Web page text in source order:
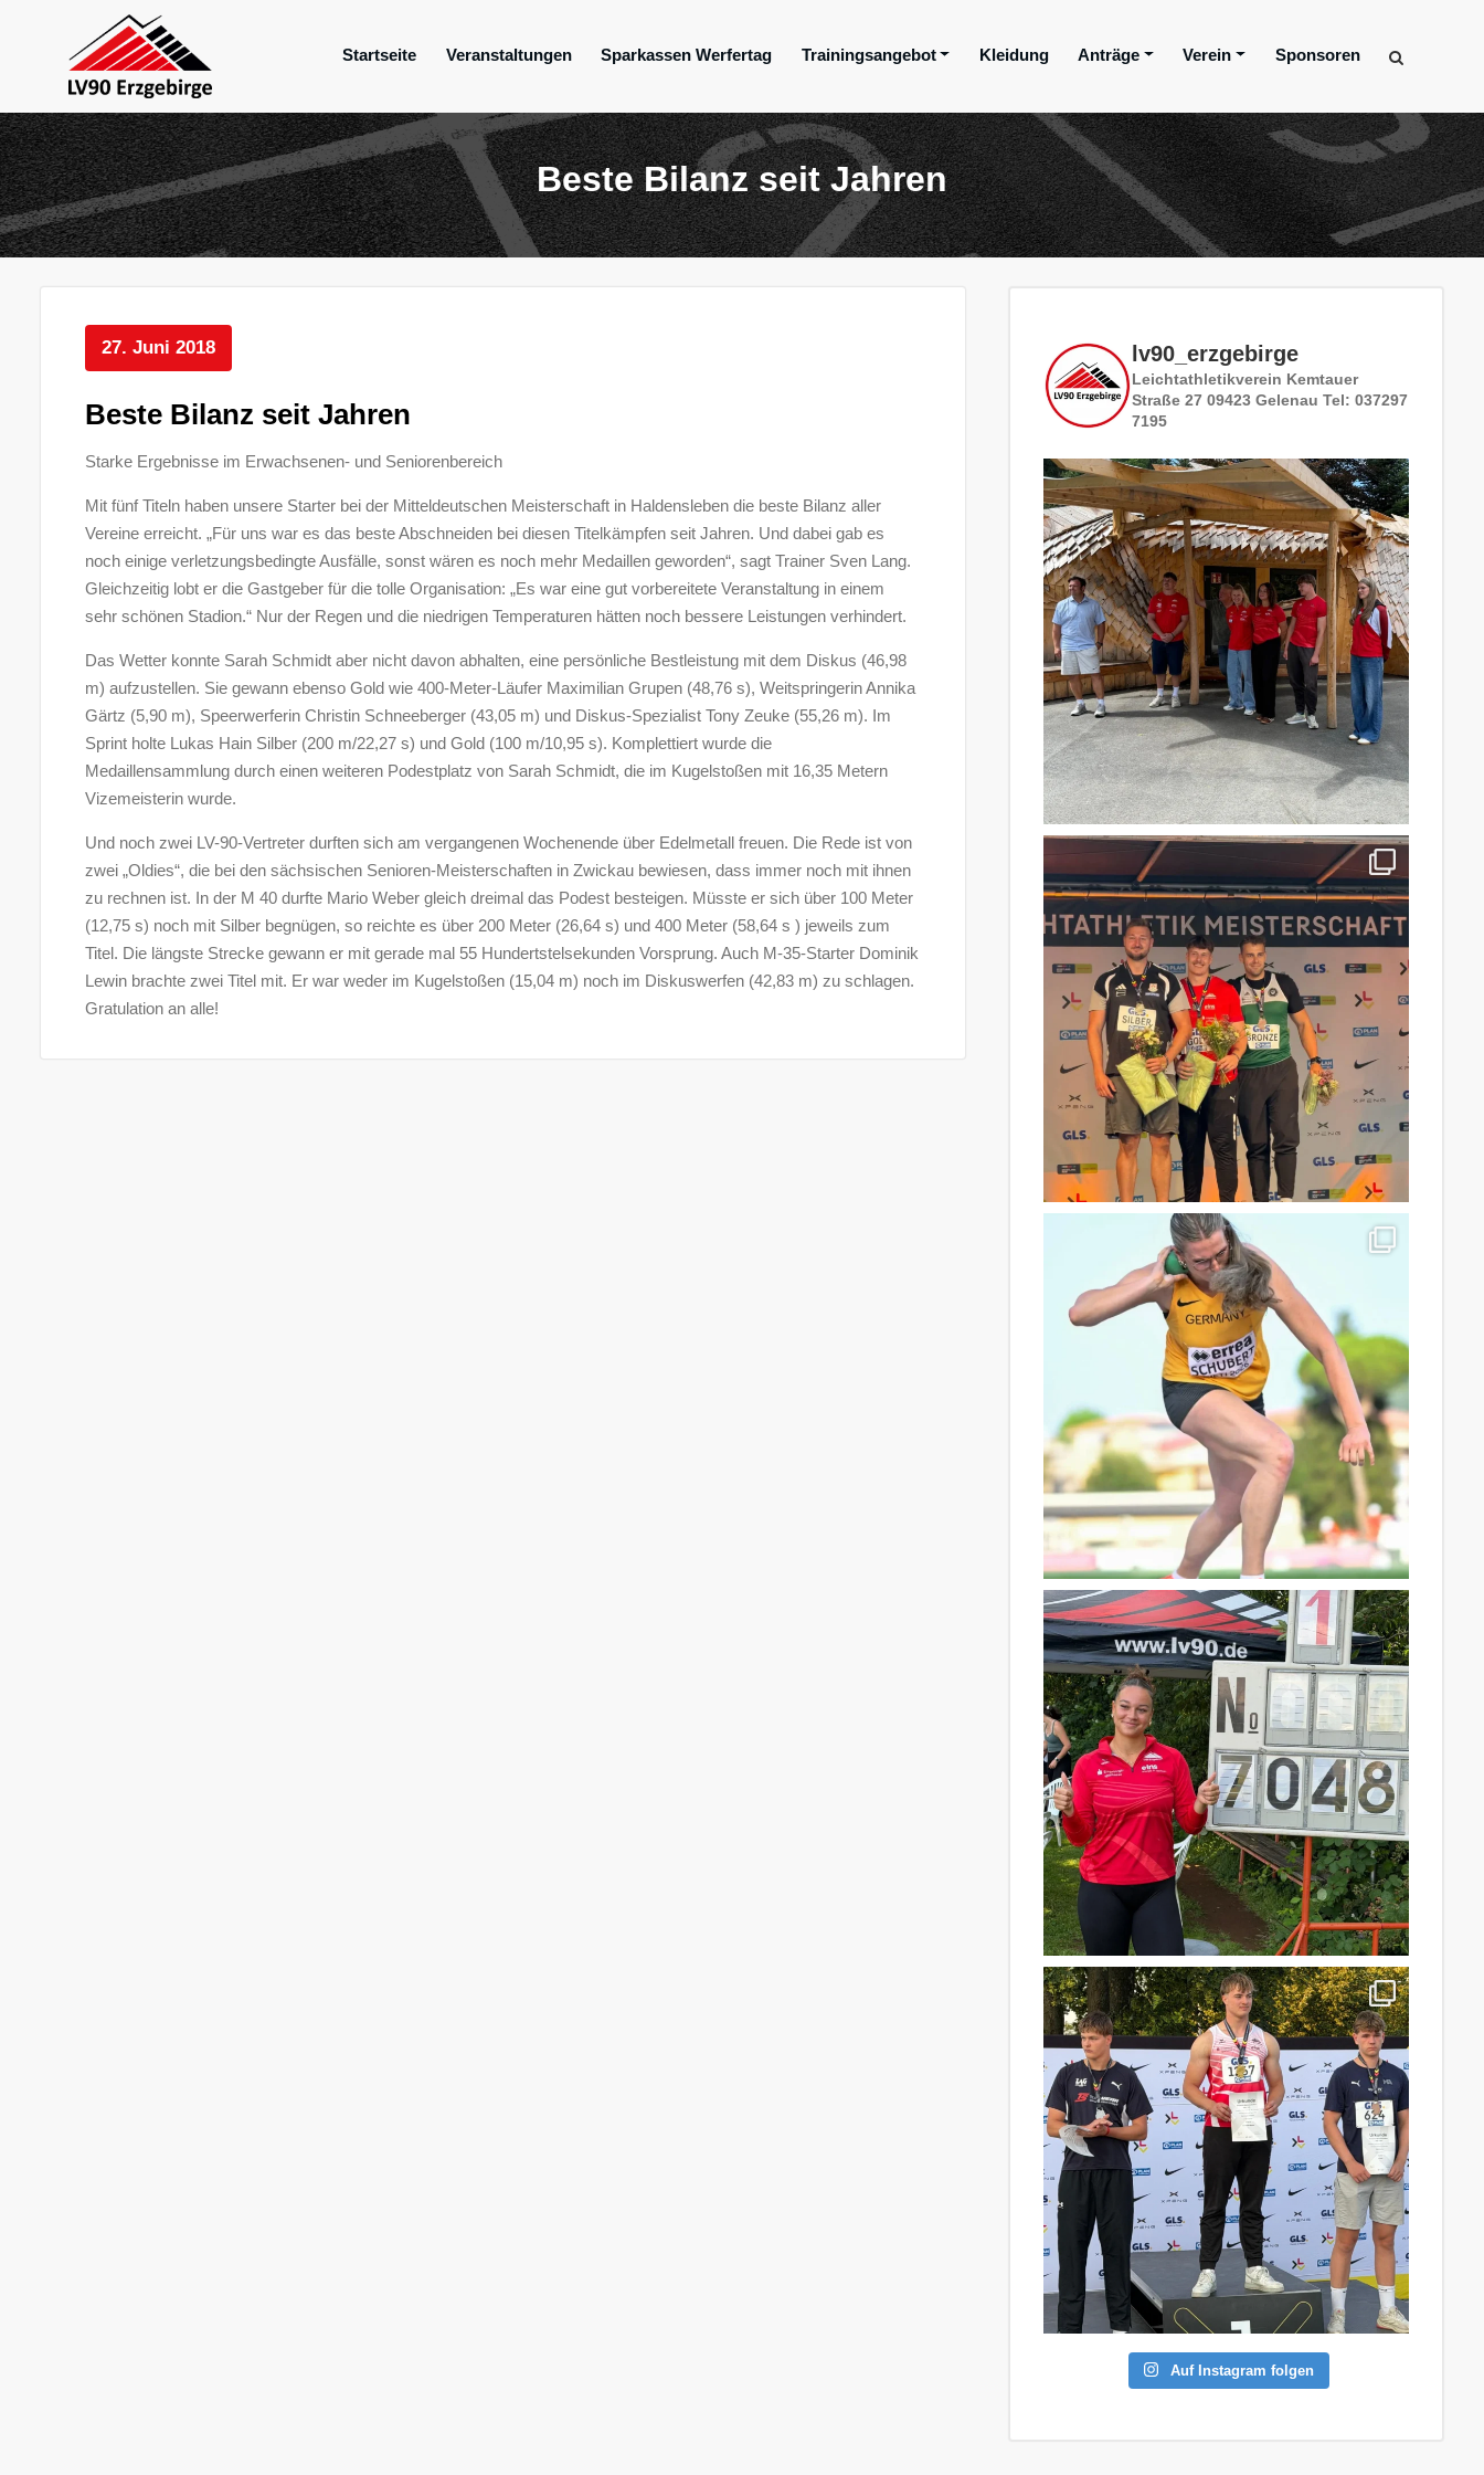
springen
Startseite Veranstaltungen Sparkassen Werfertag Trainingsangebot Kleidung Anträge Verein Sponsoren
Beste Bilanz seit Jahren
27. Juni 2018
Beste Bilanz seit Jahren
Starke Ergebnisse im Erwachsenen- und Seniorenbereich
Mit fünf Titeln haben unsere Starter bei der Mitteldeutschen Meisterschaft in Haldensleben die beste Bilanz aller
Vereine erreicht. „Für uns war es das beste Abschneiden bei diesen Titelkämpfen seit Jahren. Und dabei gab es
noch einige verletzungsbedingte Ausfälle, sonst wären es noch mehr Medaillen geworden“, sagt Trainer Sven Lang.
Gleichzeitig lobt er die Gastgeber für die tolle Organisation: „Es war eine gut vorbereitete Veranstaltung in einem
sehr schönen Stadion.“ Nur der Regen und die niedrigen Temperaturen hätten noch bessere Leistungen verhindert.
Das Wetter konnte Sarah Schmidt aber nicht davon abhalten, eine persönliche Bestleistung mit dem Diskus (46,98
m) aufzustellen. Sie gewann ebenso Gold wie 400-Meter-Läufer Maximilian Grupen (48,76 s), Weitspringerin Annika
Gärtz (5,90 m), Speerwerferin Christin Schneeberger (43,05 m) und Diskus-Spezialist Tony Zeuke (55,26 m). Im
Sprint holte Lukas Hain Silber (200 m/22,27 s) und Gold (100 m/10,95 s). Komplettiert wurde die
Medaillensammlung durch einen weiteren Podestplatz von Sarah Schmidt, die im Kugelstoßen mit 16,35 Metern
Vizemeisterin wurde.
Und noch zwei LV-90-Vertreter durften sich am vergangenen Wochenende über Edelmetall freuen. Die Rede ist von
zwei „Oldies“, die bei den sächsischen Senioren-Meisterschaften in Zwickau bewiesen, dass immer noch mit ihnen
zu rechnen ist. In der M 40 durfte Mario Weber gleich dreimal das Podest besteigen. Müsste er sich über 100 Meter
(12,75 s) noch mit Silber begnügen, so reichte es über 200 Meter (26,64 s) und 400 Meter (58,64 s ) jeweils zum
Titel. Die längste Strecke gewann er mit gerade mal 55 Hundertstelsekunden Vorsprung. Auch M-35-Starter Dominik
Lewin brachte zwei Titel mit. Er war weder im Kugelstoßen (15,04 m) noch im Diskuswerfen (42,83 m) zu schlagen.
Gratulation an alle!
lv90_erzgebirge
Leichtathletikverein Kemtauer
Straße 27 09423 Gelenau Tel: 037297
7195
Auf Instagram folgen